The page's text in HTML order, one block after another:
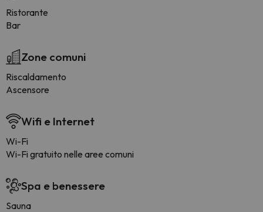
Ristorante
Bar
Zone comuni
Riscaldamento
Ascensore
Wifi e Internet
Wi-Fi
Wi-Fi gratuito nelle aree comuni
Spa e benessere
Sauna